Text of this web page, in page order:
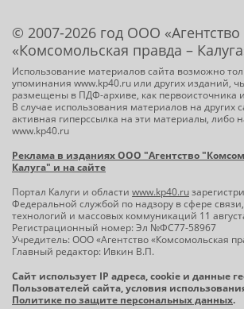
© 2007-2026 год ООО «Агентство
«Комсомольская правда –
Использование материалов сайта возможно
упоминания www.kp40.ru или других изданий,
размещены в ПДФ-архиве, как первоисточника
В случае использования материалов на других
активная гиперссылка на эти материалы, либо
www.kp40.ru
Реклама в изданиях ООО "Агентство
Калуга" и на сайте
Портал Калуги и области www.kp40.ru
Федеральной службой по надзору в сфере
технологий и массовых коммуникаций 11
Регистрационный номер: Эл №ФС77-58967
Учредитель: ООО «Агентство «Комсомольская
Главный редактор: Ивкин В.П.
Сайт использует IP адреса, cookie и данные
Пользователей сайта, условия
Политике по защите персональных данных.